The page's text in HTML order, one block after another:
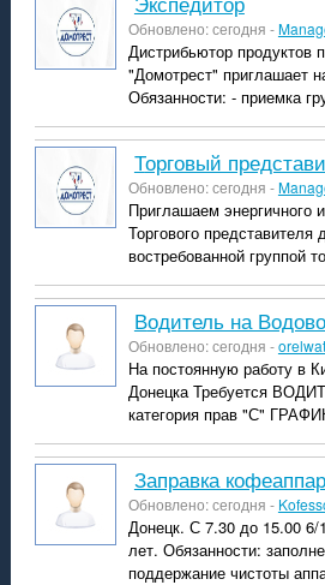
Обновлено: сегодня -
Дистрибьютор продуктов
"Домотрест" приглашает
Обязанности: - приемка
Торговый
Обновлено: сегодня -
Приглашаем энергичного
Торгового представителя
востребованной группой
Водитель на
Обновлено: сегодня -
На постоянную работу в
Донецка Требуется
категория прав "С"
Заправка
Обновлено: сегодня -
Донецк. С 7.30 до 15.00 6/
лет. Обязанности:
поддержание чистоты